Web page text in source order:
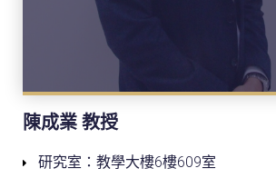
陳成業 教授
研究室：教學大樓6樓609室